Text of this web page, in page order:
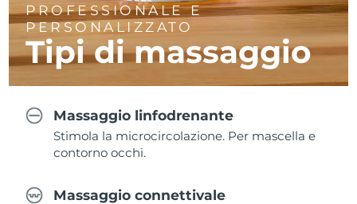
PROFESSIONALE E
PERSONALIZZATO
Tipi di massaggio
Massaggio linfodrenante
Stimola la microcircolazione. Per mascella e
contorno occhi.
Massaggio connettivale